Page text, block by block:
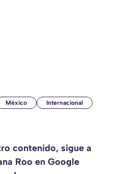
México Internacional
contenido, sigue a
Roo en Google